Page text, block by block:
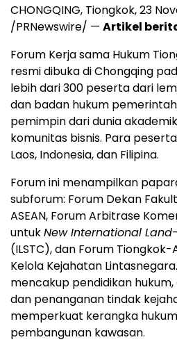
CHONGQING, Tiongkok,23
/PRNewswire/ — Artikel
Forum Kerja sama Hukum
resmi dibuka diChongqing
lebih dari 300 peserta dari
dan badan hukum pemerintah
pemimpin dari dunia
komunitas bisnis. Para
Laos, Indonesia, dan Filipina.
Forum ini menampilkan
subforum: Forum Dekan
ASEAN, Forum Arbitrase
untukNew International
(ILSTC), dan Forum
Kelola Kejahatan
mencakup pendidikan
dan penanganan tindak
memperkuat kerangka
pembangunan kawasan.